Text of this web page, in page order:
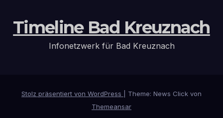
Timeline Bad Kreuznach
Infonetzwerk für Bad Kreuznach
Stolz präsentiert von WordPress
Theme: News Click von
Themeansar